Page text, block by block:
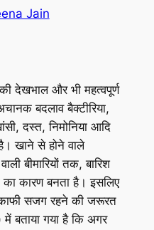
Jain
देखभाल और भी महत्वपूर्ण
बदलाव बैक्टीरिया,
दस्त, निमोनिया आदि
खाने से होने वाले
बीमारियों तक, बारिश
का कारण बनता है। इसलिए
सजग रहने की जरूरत
बताया गया है कि अगर